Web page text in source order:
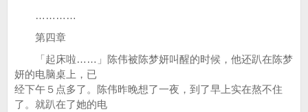
…………
第四章
「起床啦……」陈伟被陈梦妍叫醒的时候，他还趴在陈梦
妍的电脑桌上，已
经下午５点多了。陈伟昨晚想了一夜，到了早上实在熬不住
了。就趴在了她的电